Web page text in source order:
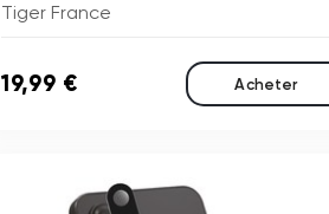
Tiger France
19,99 € Acheter